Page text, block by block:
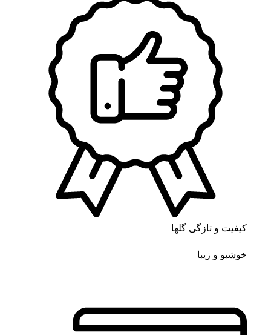
کیفیت و تازگی گلها
خوشبو و زیبا